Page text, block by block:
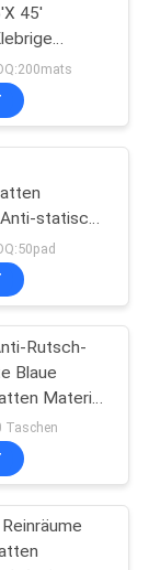
45'
statische
Rutsch-
Blaue
Material
Taschen